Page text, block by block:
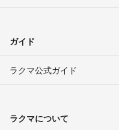
ガイド
ラクマ公式ガイド
ラクマについて